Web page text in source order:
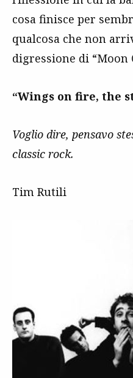
cosa finisce per
qualcosa che non
digressione di “Moon
“Wings on fire, the
Voglio dire, pensavo
classic rock.
Tim Rutili